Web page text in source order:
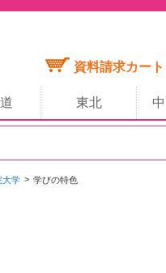
資料請求カート
東北
大学 学びの特色